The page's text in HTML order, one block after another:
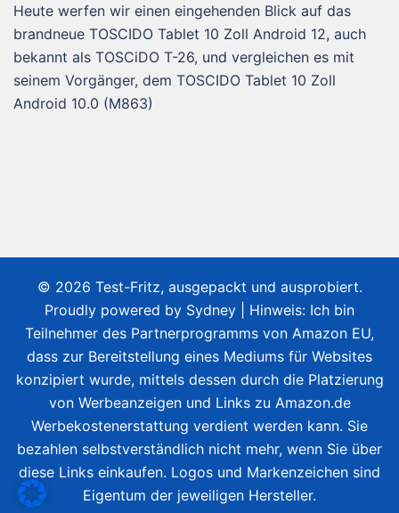
Heute werfen wir einen eingehenden Blick auf das
brandneue TOSCIDO Tablet 10 Zoll Android 12, auch
bekannt als TOSCiDO T-26, und vergleichen es mit
seinem Vorgänger, dem TOSCIDO Tablet 10 Zoll
Android 10.0 (M863)
© 2026 Test-Fritz, ausgepackt und ausprobiert.
Proudly powered by Sydney | Hinweis: Ich bin
Teilnehmer des Partnerprogramms von Amazon EU,
dass zur Bereitstellung eines Mediums für Websites
konzipiert wurde, mittels dessen durch die Platzierung
von Werbeanzeigen und Links zu Amazon.de
Werbekostenerstattung verdient werden kann. Sie
bezahlen selbstverständlich nicht mehr, wenn Sie über
diese Links einkaufen. Logos und Markenzeichen sind
Eigentum der jeweiligen Hersteller.